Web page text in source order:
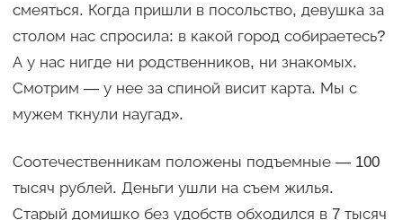
смеяться. Когда пришли в посольство, девушка за
столом нас спросила: в какой город собираетесь?
А у нас нигде ни родственников, ни знакомых.
Смотрим — у нее за спиной висит карта. Мы с
мужем ткнули наугад».
Соотечественникам положены подъемные — 100
тысяч рублей. Деньги ушли на съем жилья.
Старый домишко без удобств обходился в 7 тысяч